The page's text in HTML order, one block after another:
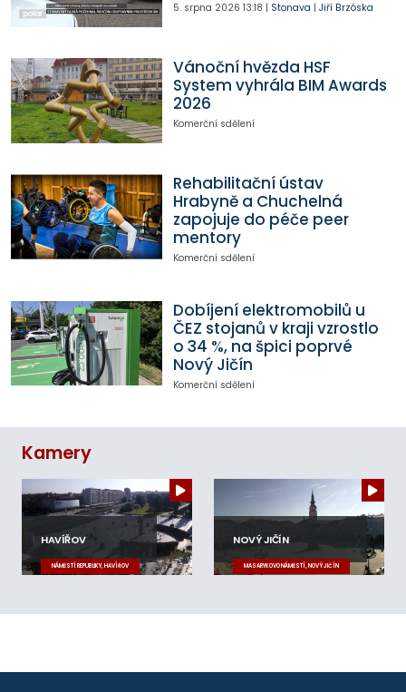
5. srpna 2026 13:18 | Stonava | Jiří Brzóska
Vánoční hvězda HSF
System vyhrála BIM Awards
2026
Komerční sdělení
Rehabilitační ústav
Hrabyně a Chuchelná
zapojuje do péče peer
mentory
Komerční sdělení
Dobíjení elektromobilů u
ČEZ stojanů v kraji vzrostlo
o 34 %, na špici poprvé
Nový Jičín
Komerční sdělení
Kamery
HAVÍŘOV
NÁMĚSTÍ REPUBLIKY, HAVÍŘOV
NOVÝ JIČÍN
MASARYKOVO NÁMĚSTÍ, NOVÝ JIČÍN